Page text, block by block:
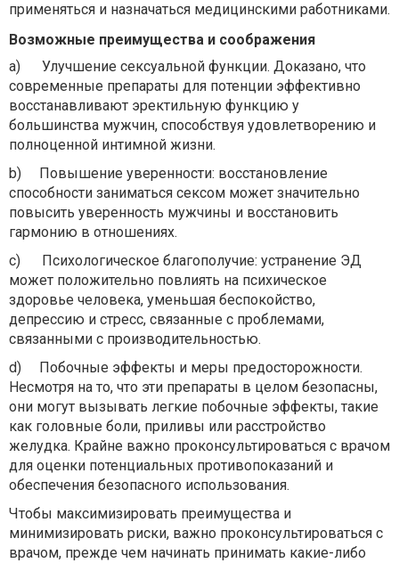
применяться и назначаться медицинскими работниками.
Возможные преимущества и соображения
a)
Улучшение сексуальной функции. Доказано, что
современные препараты для потенции эффективно
восстанавливают эректильную функцию у
большинства мужчин, способствуя удовлетворению и
полноценной интимной жизни.
b)
Повышение уверенности: восстановление
способности заниматься сексом может значительно
повысить уверенность мужчины и восстановить
гармонию в отношениях.
c)
Психологическое благополучие: устранение ЭД
может положительно повлиять на психическое
здоровье человека, уменьшая беспокойство,
депрессию и стресс, связанные с проблемами,
связанными с производительностью.
d)
Побочные эффекты и меры предосторожности.
Несмотря на то, что эти препараты в целом безопасны,
они могут вызывать легкие побочные эффекты, такие
как головные боли, приливы или расстройство
желудка. Крайне важно проконсультироваться с врачом
для оценки потенциальных противопоказаний и
обеспечения безопасного использования.
Чтобы максимизировать преимущества и
минимизировать риски, важно проконсультироваться с
врачом, прежде чем начинать принимать какие-либо